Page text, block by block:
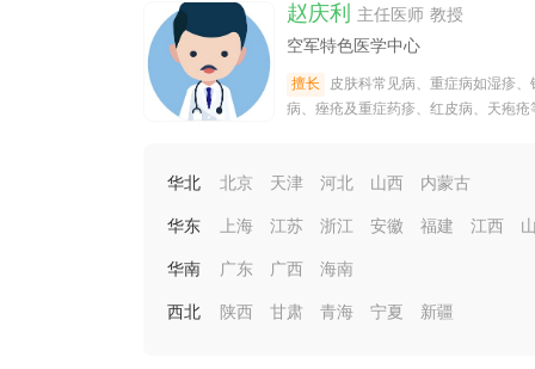
诣
赵庆利
主任医师 教授
空军特色医学中心
擅长
皮肤科常见病、重症病如湿疹、
病、痤疮及重症药疹、红皮病、天疱疮
华北 北京 天津 河北 山西 内蒙古
华东 上海 江苏 浙江 安徽 福建 江西
华南 广东 广西 海南
西北 陕西 甘肃 青海 宁夏 新疆